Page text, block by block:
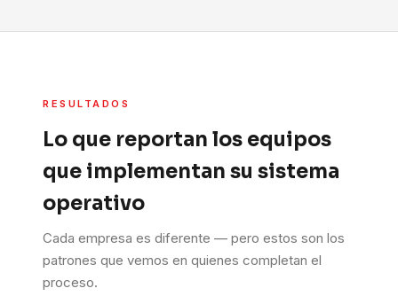
RESULTADOS
Lo que reportan los equipos
que implementan su sistema
operativo
Cada empresa es diferente — pero estos son los
patrones que vemos en quienes completan el
proceso.